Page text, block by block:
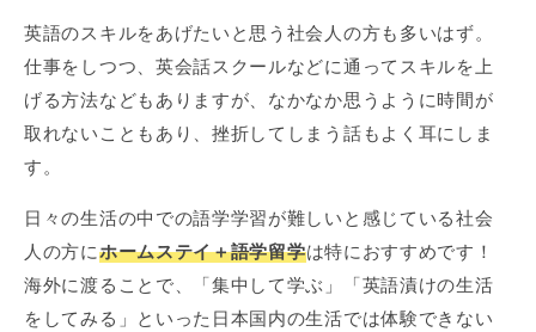
英語のスキルをあげたいと思う社会人の方も多いはず。
仕事をしつつ、英会話スクールなどに通ってスキルを上
げる方法などもありますが、なかなか思うように時間が
取れないこともあり、挫折してしまう話もよく耳にしま
す。
日々の生活の中での語学学習が難しいと感じている社会
人の方にホームステイ＋語学留学は特におすすめです！
海外に渡ることで、「集中して学ぶ」「英語漬けの生活
をしてみる」といった日本国内の生活では体験できない